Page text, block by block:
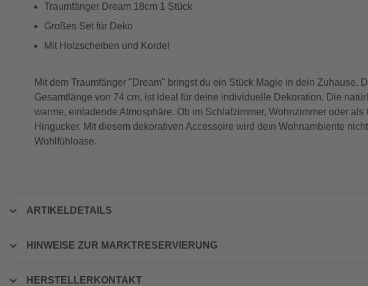
Traumfänger Dream 18cm 1 Stück
Großes Set für Deko
Mit Holzscheiben und Kordel
Mit dem Traumfänger "Dream" bringst du ein Stück Magie in dein Zuhause.
Gesamtlänge von 74 cm, ist ideal für deine individuelle Dekoration. Die
warme, einladende Atmosphäre. Ob im Schlafzimmer, Wohnzimmer oder
Hingucker. Mit diesem dekorativen Accessoire wird dein Wohnambiente
Wohlfühloase.
ARTIKELDETAILS
HINWEISE ZUR MARKTRESERVIERUNG
HERSTELLERKONTAKT